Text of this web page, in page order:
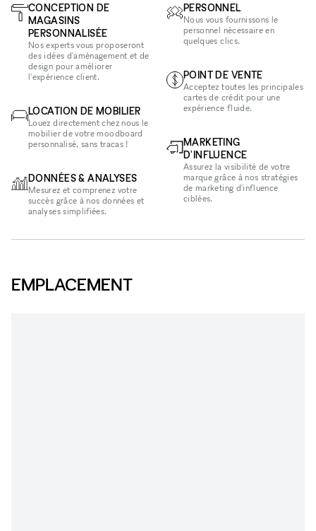
CONCEPTION DE
MAGASINS
PERSONNALISÉE
Nos experts vous proposeront
des idées d'aménagement et de
design pour améliorer
l'expérience client.
LOCATION DE MOBILIER
Louez directement chez nous le
mobilier de votre moodboard
personnalisé, sans tracas !
DONNÉES & ANALYSES
Mesurez et comprenez votre
succès grâce à nos données et
analyses simplifiées.
PERSONNEL
Nous vous fournissons le
personnel nécessaire en
quelques clics.
POINT DE VENTE
Acceptez toutes les principales
cartes de crédit pour une
expérience fluide.
MARKETING
D'INFLUENCE
Assurez la visibilité de votre
marque grâce à nos stratégies
de marketing d'influence
ciblées.
EMPLACEMENT